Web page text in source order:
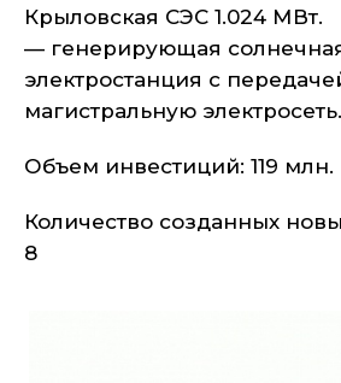
Крыловская СЭС 1.024 МВт.
— генерирующая
электростанция с
магистральную электросеть.
Объем инвестиций: 119 млн.
Количество созданных
8